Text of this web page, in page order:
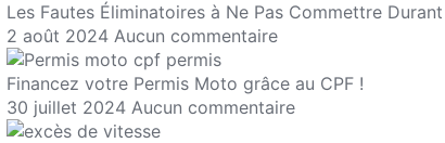
Les Fautes Éliminatoires à Ne Pas Commettre
2 août 2024 Aucun commentaire
Financez votre Permis Moto grâce au CPF !
30 juillet 2024 Aucun commentaire